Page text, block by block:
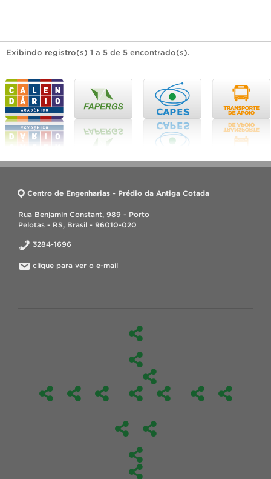
Exibindo registro(s) 1 a 5 de 5 encontrado(s).
Centro de Engenharias - Prédio da Antiga Cotada
Rua Benjamin Constant, 989 - Porto
Pelotas - RS, Brasil - 96010-020
3284-1696
clique para ver o e-mail